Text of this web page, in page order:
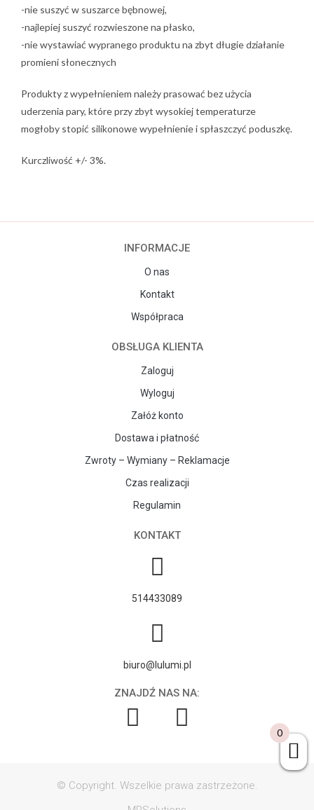
-nie suszyć w suszarce bębnowej,
-najlepiej suszyć rozwieszone na płasko,
-nie wystawiać wypranego produktu na zbyt długie działanie
promieni słonecznych
Produkty z wypełnieniem należy prasować bez użycia
uderzenia pary, które przy zbyt wysokiej temperaturze
mogłoby stopić silikonowe wypełnienie i spłaszczyć poduszkę.
Kurczliwość +/- 3%.
INFORMACJE
O nas
Kontakt
Współpraca
OBSŁUGA KLIENTA
Zaloguj
Wyloguj
Załóż konto
Dostawa i płatność
Zwroty – Wymiany – Reklamacje
Czas realizacji
Regulamin
KONTAKT
514433089
biuro@lulumi.pl
ZNAJDŹ NAS NA:
© Copyright. Wszelkie prawa zastrzeżone.
0